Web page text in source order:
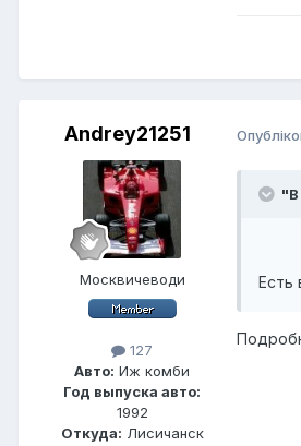
Andrey21251
Москвичеводи
127
Авто: Иж комби
Год выпуска авто:
1992
Откуда: Лисичанск
"В
Есть